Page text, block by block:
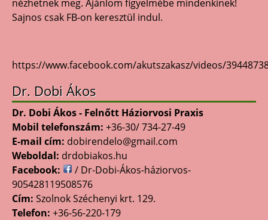
nézhetnek meg. Ajánlom figyelmébe mindenkinek!
Sajnos csak FB-on keresztül indul.
https://www.facebook.com/akutszakasz/videos/
Dr. Dobi Ákos
Dr. Dobi Ákos - Felnőtt Háziorvosi Praxis
Mobil telefonszám: +36-30/ 734-27-49
E-mail cím: dobirendelo@gmail.com
Weboldal: drdobiakos.hu
Facebook:
/ Dr-Dobi-Ákos-háziorvos-
905428119508576
Cím: Szolnok Széchenyi krt. 129.
Telefon: +36-56-220-179